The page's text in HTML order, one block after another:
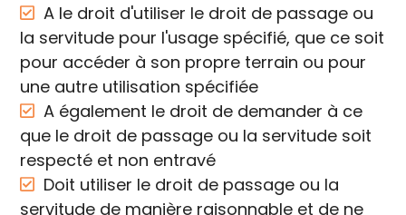
A le droit d'utiliser le droit de passage ou
la servitude pour l'usage spécifié, que ce soit
pour accéder à son propre terrain ou pour
une autre utilisation spécifiée
A également le droit de demander à ce
que le droit de passage ou la servitude soit
respecté et non entravé
Doit utiliser le droit de passage ou la
servitude de manière raisonnable et de ne